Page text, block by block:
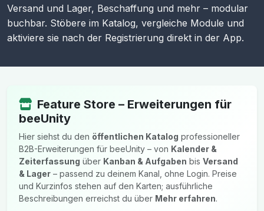
Versand und Lager, Beschaffung und mehr – modular
buchbar. Stöbere im Katalog, vergleiche Module und
aktiviere sie nach der Registrierung direkt in der App.
Feature Store – Erweiterungen für
beeUnity
Hier siehst du den öffentlichen Katalog professioneller
B2B-Erweiterungen für beeUnity – von Kalender &
Zeiterfassung über Kanban & Aufgaben bis Versand
& Lager – passend zu deinem Kanal, ohne Login. Preise
und Kurzinfos stehen auf den Karten; ausführliche
Beschreibungen erreichst du über Mehr erfahren.